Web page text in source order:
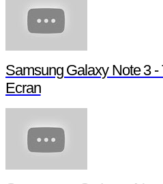
Samsung Galaxy Note 3 -
Ecran